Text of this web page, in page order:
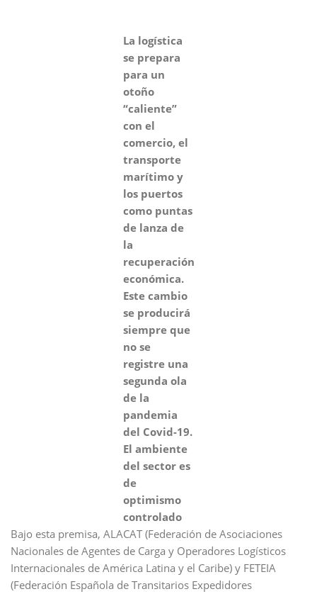
La logística
se prepara
para un
otoño
“caliente”
con el
comercio, el
transporte
marítimo y
los puertos
como puntas
de lanza de
la
recuperación
económica.
Este cambio
se producirá
siempre que
no se
registre una
segunda ola
de la
pandemia
del Covid-19.
El ambiente
del sector es
de
optimismo
controlado
Bajo esta premisa, ALACAT (Federación de Asociaciones
Nacionales de Agentes de Carga y Operadores Logísticos
Internacionales de América Latina y el Caribe) y FETEIA
(Federación Española de Transitarios Expedidores